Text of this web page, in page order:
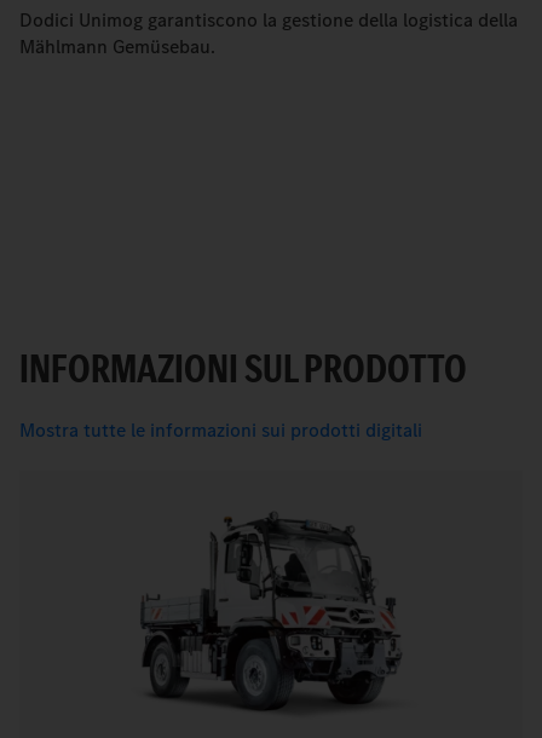
Dodici Unimog garantiscono la gestione della logistica della
Mählmann Gemüsebau.
INFORMAZIONI SUL PRODOTTO
Mostra tutte le informazioni sui prodotti digitali